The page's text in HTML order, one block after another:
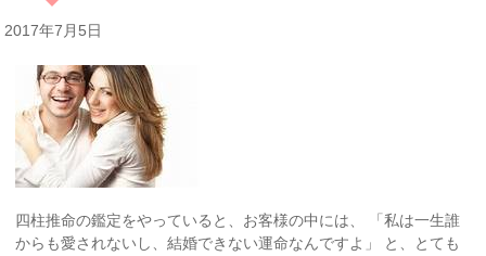
2017年7月5日
四柱推命の鑑定をやっていると、お客様の中には、 「私は一生誰
からも愛されないし、結婚できない運命なんですよ」 と、とても